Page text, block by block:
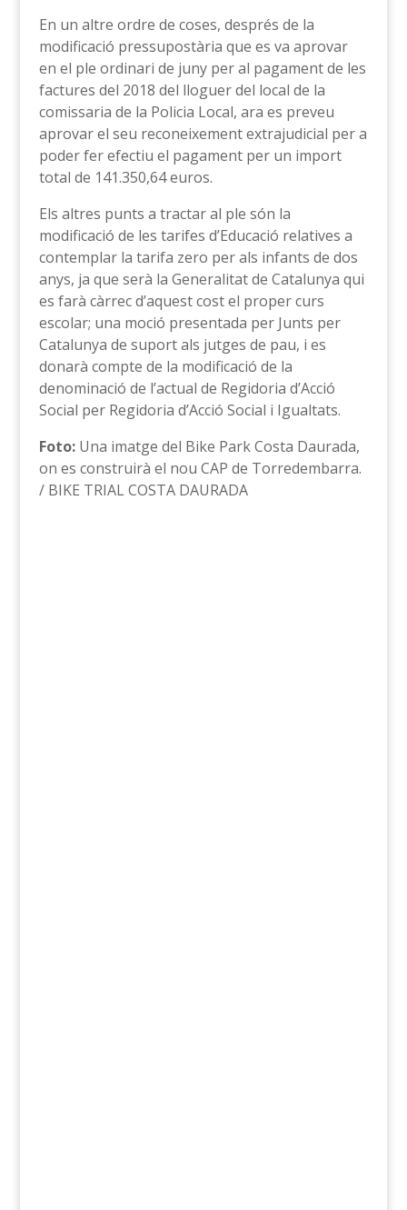
En un altre ordre de coses, després de la
modificació pressupostària que es va aprovar
en el ple ordinari de juny per al pagament de les
factures del 2018 del lloguer del local de la
comissaria de la Policia Local, ara es preveu
aprovar el seu reconeixement extrajudicial per a
poder fer efectiu el pagament per un import
total de 141.350,64 euros.
Els altres punts a tractar al ple són la
modificació de les tarifes d’Educació relatives a
contemplar la tarifa zero per als infants de dos
anys, ja que serà la Generalitat de Catalunya qui
es farà càrrec d’aquest cost el proper curs
escolar; una moció presentada per Junts per
Catalunya de suport als jutges de pau, i es
donarà compte de la modificació de la
denominació de l’actual de Regidoria d’Acció
Social per Regidoria d’Acció Social i Igualtats.
Foto:Una imatge del Bike Park Costa Daurada,
on es construirà el nou CAP de Torredembarra.
/ BIKE TRIAL COSTA DAURADA